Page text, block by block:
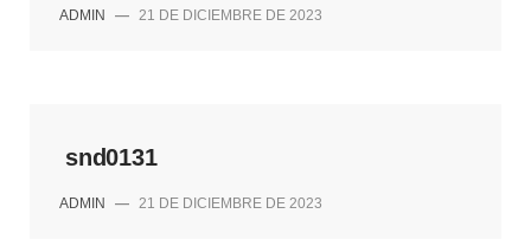
ADMIN — 21 DE DICIEMBRE DE 2023
snd0131
ADMIN — 21 DE DICIEMBRE DE 2023